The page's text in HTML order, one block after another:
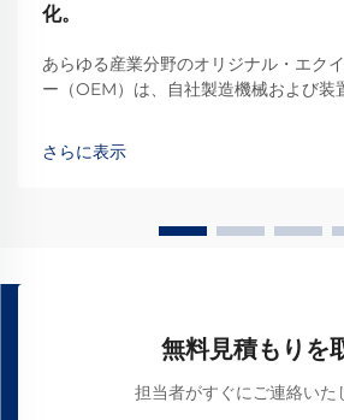
化。
あらゆる産業分野のオリジナル・エク
ー（OEM）は、自社製造機械および装
ています。適切なリニアモーション部
製品の信頼性に直接影響を与えます…
さらに表示
無料見積もりを
担当者がすぐにご連絡いた